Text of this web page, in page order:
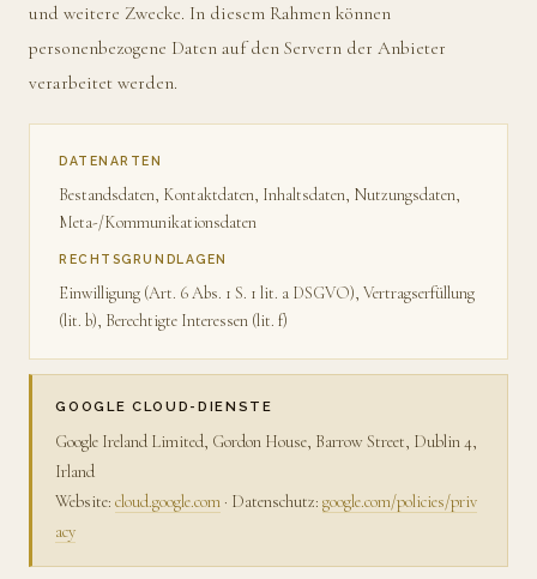
und weitere Zwecke. In diesem Rahmen können
personenbezogene Daten auf den Servern der Anbieter
verarbeitet werden.
DATENARTEN
Bestandsdaten, Kontaktdaten, Inhaltsdaten, Nutzungsdaten,
Meta-/Kommunikationsdaten
RECHTSGRUNDLAGEN
Einwilligung (Art. 6 Abs. 1 S. 1 lit. a DSGVO), Vertragserfüllung
(lit. b), Berechtigte Interessen (lit. f)
GOOGLE CLOUD-DIENSTE
Google Ireland Limited, Gordon House, Barrow Street, Dublin 4,
Irland
Website:cloud.google.com · Datenschutz:google.com/policies/priv
acy